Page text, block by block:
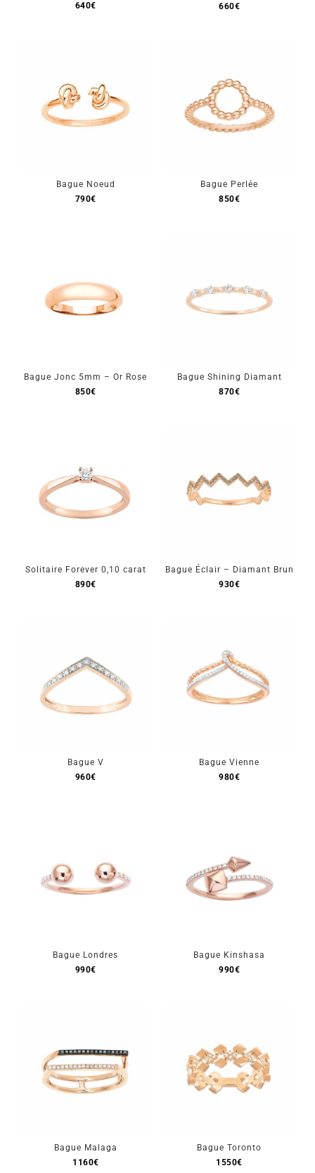
640€
660€
Bague Noeud
790€
Bague Perlée
850€
Bague Jonc 5mm – Or Rose
850€
Bague Shining Diamant
870€
Solitaire Forever 0,10 carat
890€
Bague Éclair – Diamant Brun
930€
Bague V
960€
Bague Vienne
980€
Bague Londres
990€
Bague Kinshasa
990€
Bague Malaga
1160€
Bague Toronto
1550€